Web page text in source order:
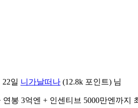
22일 니가날떠나 (12.8k 포인트) 님
봉 3억엔 + 인센티브 5000만엔까지